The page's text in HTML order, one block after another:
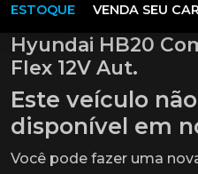
ESTOQUE VENDA SEU
Hyundai HB20
Flex 12V Aut.
Este veículo
disponível em
Você pode fazer uma